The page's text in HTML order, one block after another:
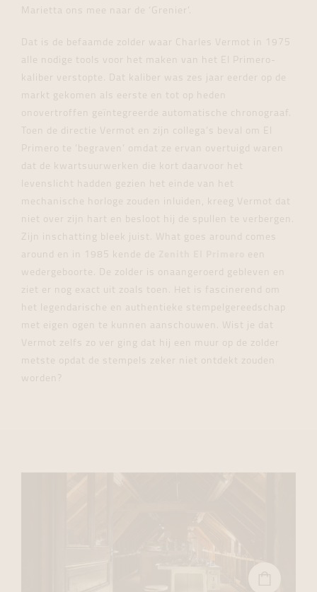
Marietta ons mee naar de ‘Grenier’.
Dat is de befaamde zolder waar Charles Vermot in 1975
alle nodige tools voor het maken van het El Primero-
kaliber verstopte. Dat kaliber was zes jaar eerder op de
markt gekomen als eerste en tot op heden
onovertroffen geïntegreerde automatische chronograaf.
Toen de directie Vermot en zijn collega’s beval om El
Primero te ‘begraven’ omdat ze ervan overtuigd waren
dat de kwartsuurwerken die kort daarvoor het
levenslicht hadden gezien het einde van het
mechanische horloge zouden inluiden, kreeg Vermot dat
niet over zijn hart en besloot hij de spullen te verbergen.
Zijn inschatting bleek juist. What goes around comes
around en in 1985 kende de
een
wedergeboorte. De zolder is onaangeroerd gebleven en
ziet er nog exact uit zoals toen. Het is fascinerend om
het legendarische en authentieke stempelgereedschap
met eigen ogen te kunnen aanschouwen. Wist je dat
Vermot zelfs zo ver ging dat hij een muur op de zolder
metste opdat de stempels zeker niet ontdekt zouden
worden?